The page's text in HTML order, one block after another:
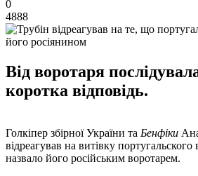
0
4888
Від воротаря
коротка відповідь.
Голкіпер збірної України та Бенфіки
відреагував на витівку
назвало його російським воротарем.